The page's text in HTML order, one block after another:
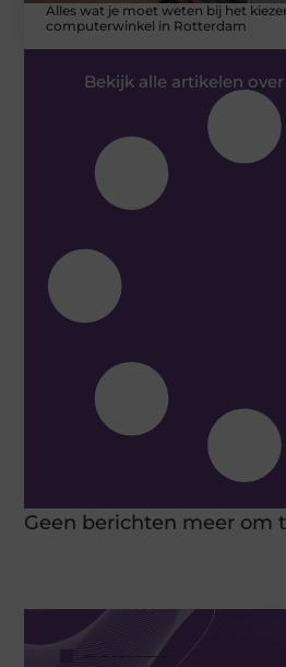
Alles wat je moet weten bij het
computerwinkel in Rotterdam
Bekijk alle artikelen
Geen berichten meer om